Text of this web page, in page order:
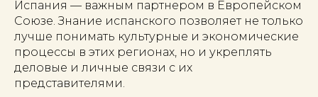
Испания — важным партнером в Европейском
Союзе. Знание испанского позволяет не только
лучше понимать культурные и экономические
процессы в этих регионах, но и укреплять
деловые и личные связи с их
представителями.